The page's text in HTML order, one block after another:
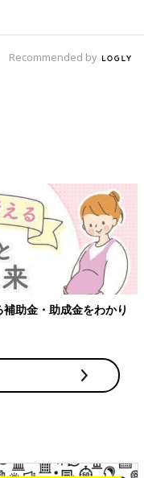
Recommended by
助金・助成金をわかり